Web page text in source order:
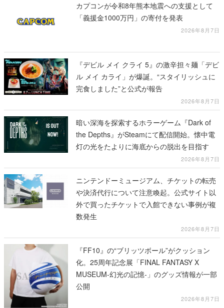
カプコンが令和8年熊本地震への支援として
「義援金1000万円」の寄付を発表
2026年8月7日
『デビル メイ クライ 5』の激辛担々麺「デビ
ル メイ カライ」が爆誕。“スタイリッシュに
完食しました”と公式が報告
2026年8月7日
暗い深海を探索するホラーゲーム『Dark of
the Depths』がSteamにて配信開始。懐中電
灯の光をたよりに海底からの脱出を目指す
2026年8月7日
ニンテンドーミュージアム、チケットの転売
や決済代行について注意喚起。公式サイト以
外で買ったチケットで入館できない事例が複
数発生
2026年8月7日
『FF10』の“ブリッツボール”がクッション
化。25周年記念展「FINAL FANTASY X
MUSEUM-幻光の記憶-」のグッズ情報が一部
公開
2026年8月7日